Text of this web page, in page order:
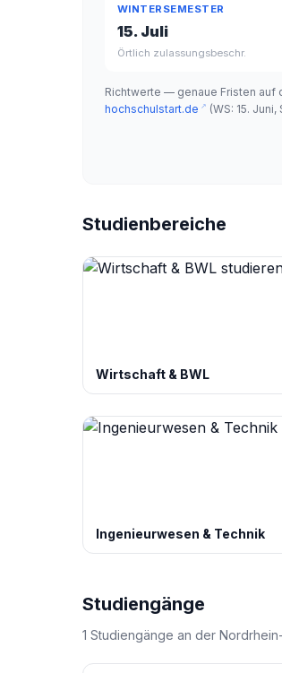
WINTERSEMESTER
15. Juli
Örtlich zulassungsbeschr.
Richtwerte — genaue Fristen auf
hochschulstart.de
(WS: 15. Juni,
Studienbereiche
Wirtschaft & BWL
Ingenieurwesen & Technik
Studiengänge
1 Studiengänge an der